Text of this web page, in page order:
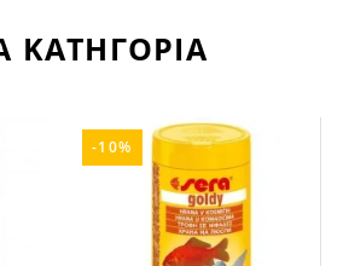
ΚΑΤΗΓΟΡΙΑ
-10%